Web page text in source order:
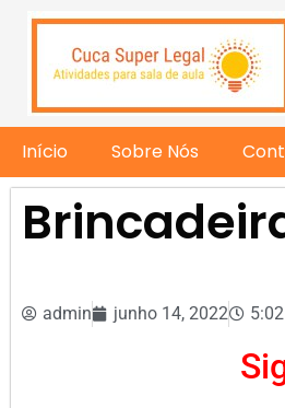
Início Sobre Nós
admin junho 14, 2022